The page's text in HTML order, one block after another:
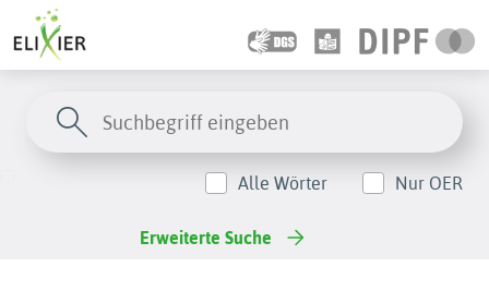
Alle Wörter Nur OER
Erweiterte Suche